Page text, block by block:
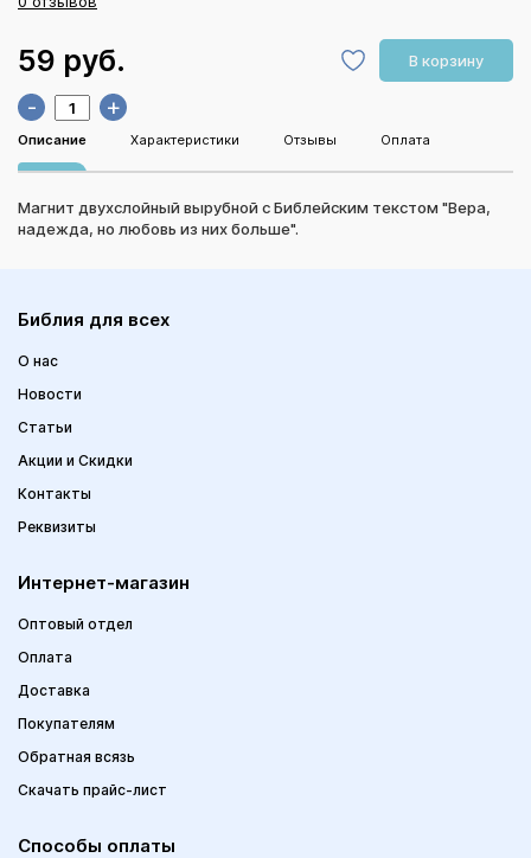
59 руб. В корзину
- +
Описание Характеристики Отзывы Оплата
Магнит двухслойный вырубной с Библейским текстом "Вера,
надежда, но любовь из них больше".
Библия для всех
О нас
Новости
Статьи
Акции и Скидки
Контакты
Реквизиты
Интернет-магазин
Оптовый отдел
Оплата
Доставка
Покупателям
Обратная всязь
Скачать прайс-лист
Способы оплаты